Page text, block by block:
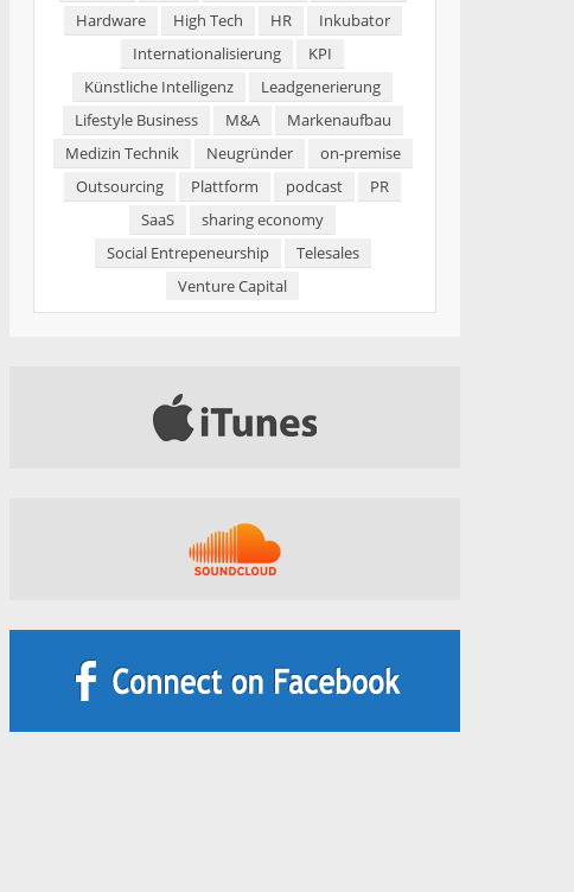
Hardware
High Tech HR
Inkubator
Internationalisierung
KPI
Künstliche Intelligenz
Leadgenerierung
Lifestyle Business
M&A
Markenaufbau
Medizin Technik
Neugründer
on-premise
Outsourcing
Plattform podcast
PR
SaaS
sharing economy
Social Entrepeneurship
Telesales
Venture Capital